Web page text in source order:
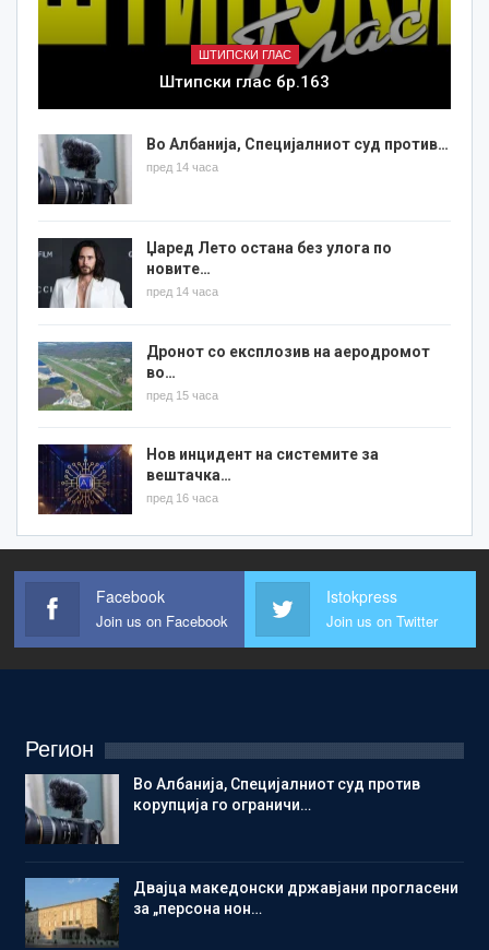
ШТИПСКИ ГЛАС
Штипски глас бр.163
Во Албанија, Специјалниот суд против…
пред 14 часа
Џаред Лето остана без улога по
новите…
пред 14 часа
Дронот со експлозив на аеродромот
во…
пред 15 часа
Нов инцидент на системите за
вештачка…
пред 16 часа
Facebook
Join us on Facebook
Istokpress
Join us on Twitter
Регион
Во Албанија, Специјалниот суд против
корупција го ограничи…
Двајца македонски државјани прогласени
за „персона нон…